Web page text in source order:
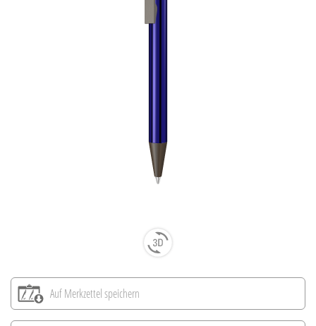
Auf Merkzettel speichern